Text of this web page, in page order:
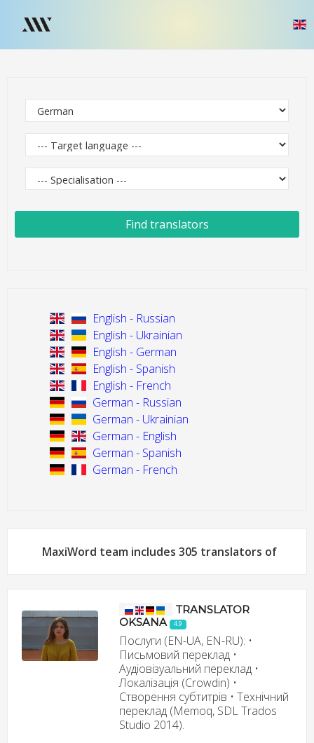
Find translators
English - Russian
English - Ukrainian
English - German
English - Spanish
English - French
German - Russian
German - Ukrainian
German - English
German - Spanish
German - French
MaxiWord team includes 305 translators of
TRANSLATOR
OKSANA
4.9
Послуги (EN-UA, EN-RU): •
Письмовий переклад •
Аудіовізуальний переклад •
Локалізація (Crowdin) •
Створення субтитрів • Технічний
переклад (Memoq, SDL Trados
Studio 2014).